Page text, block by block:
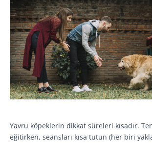
Yavru köpeklerin dikkat süreleri kısadır.
eğitirken, seansları kısa tutun (her biri